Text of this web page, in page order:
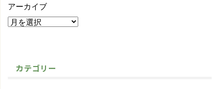
アーカイブ
カテゴリー